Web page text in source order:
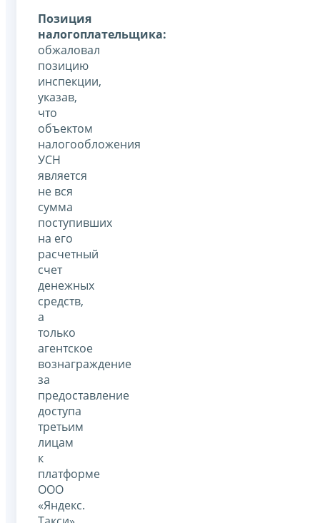
Позиция
налогоплательщика:
обжаловал
позицию
инспекции,
указав,
что
объектом
налогообложения
УСН
является
не вся
сумма
поступивших
на его
расчетный
счет
денежных
средств,
а
только
агентское
вознаграждение
за
предоставление
доступа
третьим
лицам
к
платформе
ООО
«Яндекс.